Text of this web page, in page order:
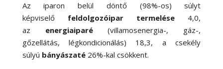
Az iparon belül döntő (98%-os) súlyt
képviselő
feldolgozóipar termelése
4,0,
az
energiaiparé
(villamosenergia-, gáz-,
gőzellátás, légkondicionálás) 18,3, a csekély
súlyú bányászaté 26%-kal csökkent.